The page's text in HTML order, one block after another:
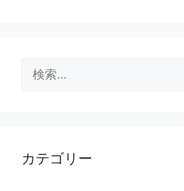
索:
カテゴリー